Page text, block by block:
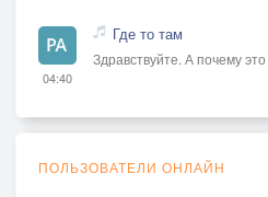
04:40
Где то там
Здравствуйте. А почему
ПОЛЬЗОВАТЕЛИ ОНЛАЙН